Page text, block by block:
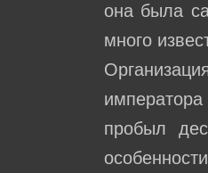
она была
много
пробыл